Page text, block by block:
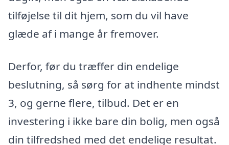
tilføjelse til dit hjem, som du vil have
glæde af i mange år fremover.
Derfor, før du træffer din endelige
beslutning, så sørg for at indhente mindst
3, og gerne flere, tilbud. Det er en
investering i ikke bare din bolig, men også
din tilfredshed med det endelige resultat.